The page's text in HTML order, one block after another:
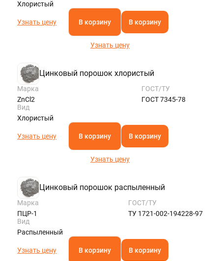
Хлористый
Узнать цену В корзину В корзину
Узнать цену
Цинковый порошок хлористый
Марка
ZnCl2
ГОСТ/ТУ
ГОСТ 7345-78
Вид
Хлористый
Узнать цену В корзину В корзину
Узнать цену
Цинковый порошок распыленный
Марка
ПЦР-1
ГОСТ/ТУ
ТУ 1721-002-194228-97
Вид
Распыленный
Узнать цену В корзину В корзину